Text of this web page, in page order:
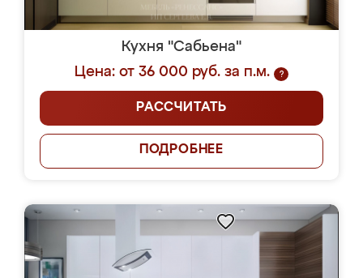
Кухня "Сабьена"
Цена: от 36 000 руб. за п.м.
?
РАССЧИТАТЬ
ПОДРОБНЕЕ